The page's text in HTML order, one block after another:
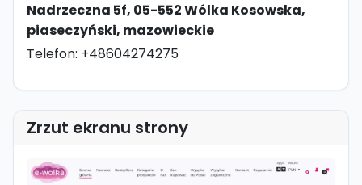
Nadrzeczna 5f, 05-552 Wólka Kosowska,
piaseczyński, mazowieckie
Telefon: +48604274275
Zrzut ekranu strony